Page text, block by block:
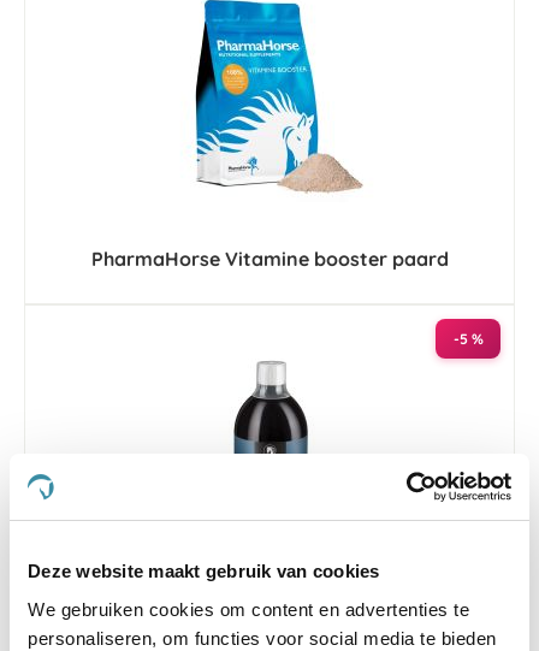
Deze website maakt gebruik van cookies
We gebruiken cookies om content en advertenties te
personaliseren, om functies voor social media te bieden
PharmaHorse Vitamine booster paard
-5 %
5.0
star
rating
4 Beoordelingen
Synovium Red & Gold 1000 ml